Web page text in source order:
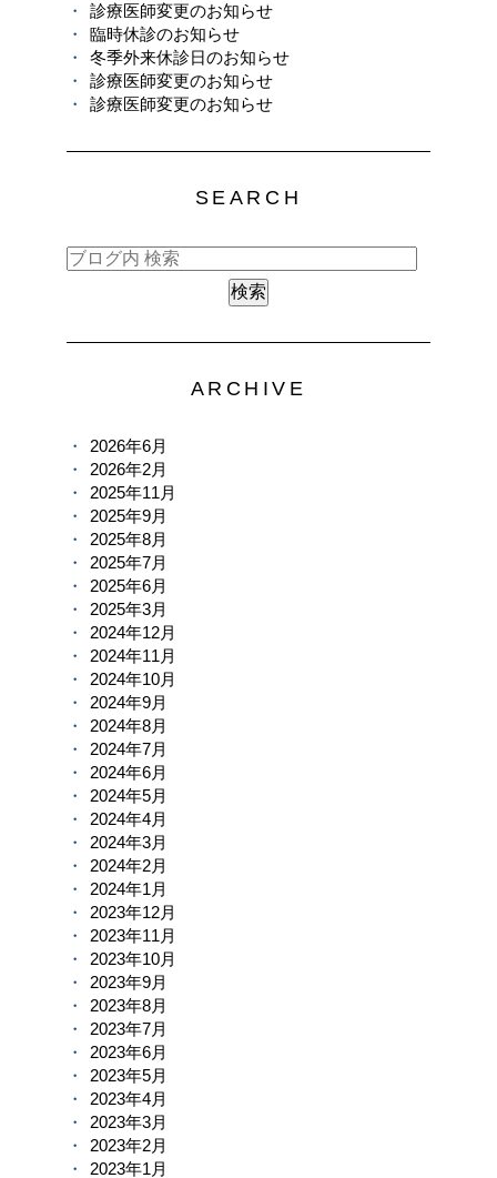
診療医師変更のお知らせ
臨時休診のお知らせ
冬季外来休診日のお知らせ
診療医師変更のお知らせ
診療医師変更のお知らせ
SEARCH
ARCHIVE
2026年6月
2026年2月
2025年11月
2025年9月
2025年8月
2025年7月
2025年6月
2025年3月
2024年12月
2024年11月
2024年10月
2024年9月
2024年8月
2024年7月
2024年6月
2024年5月
2024年4月
2024年3月
2024年2月
2024年1月
2023年12月
2023年11月
2023年10月
2023年9月
2023年8月
2023年7月
2023年6月
2023年5月
2023年4月
2023年3月
2023年2月
2023年1月